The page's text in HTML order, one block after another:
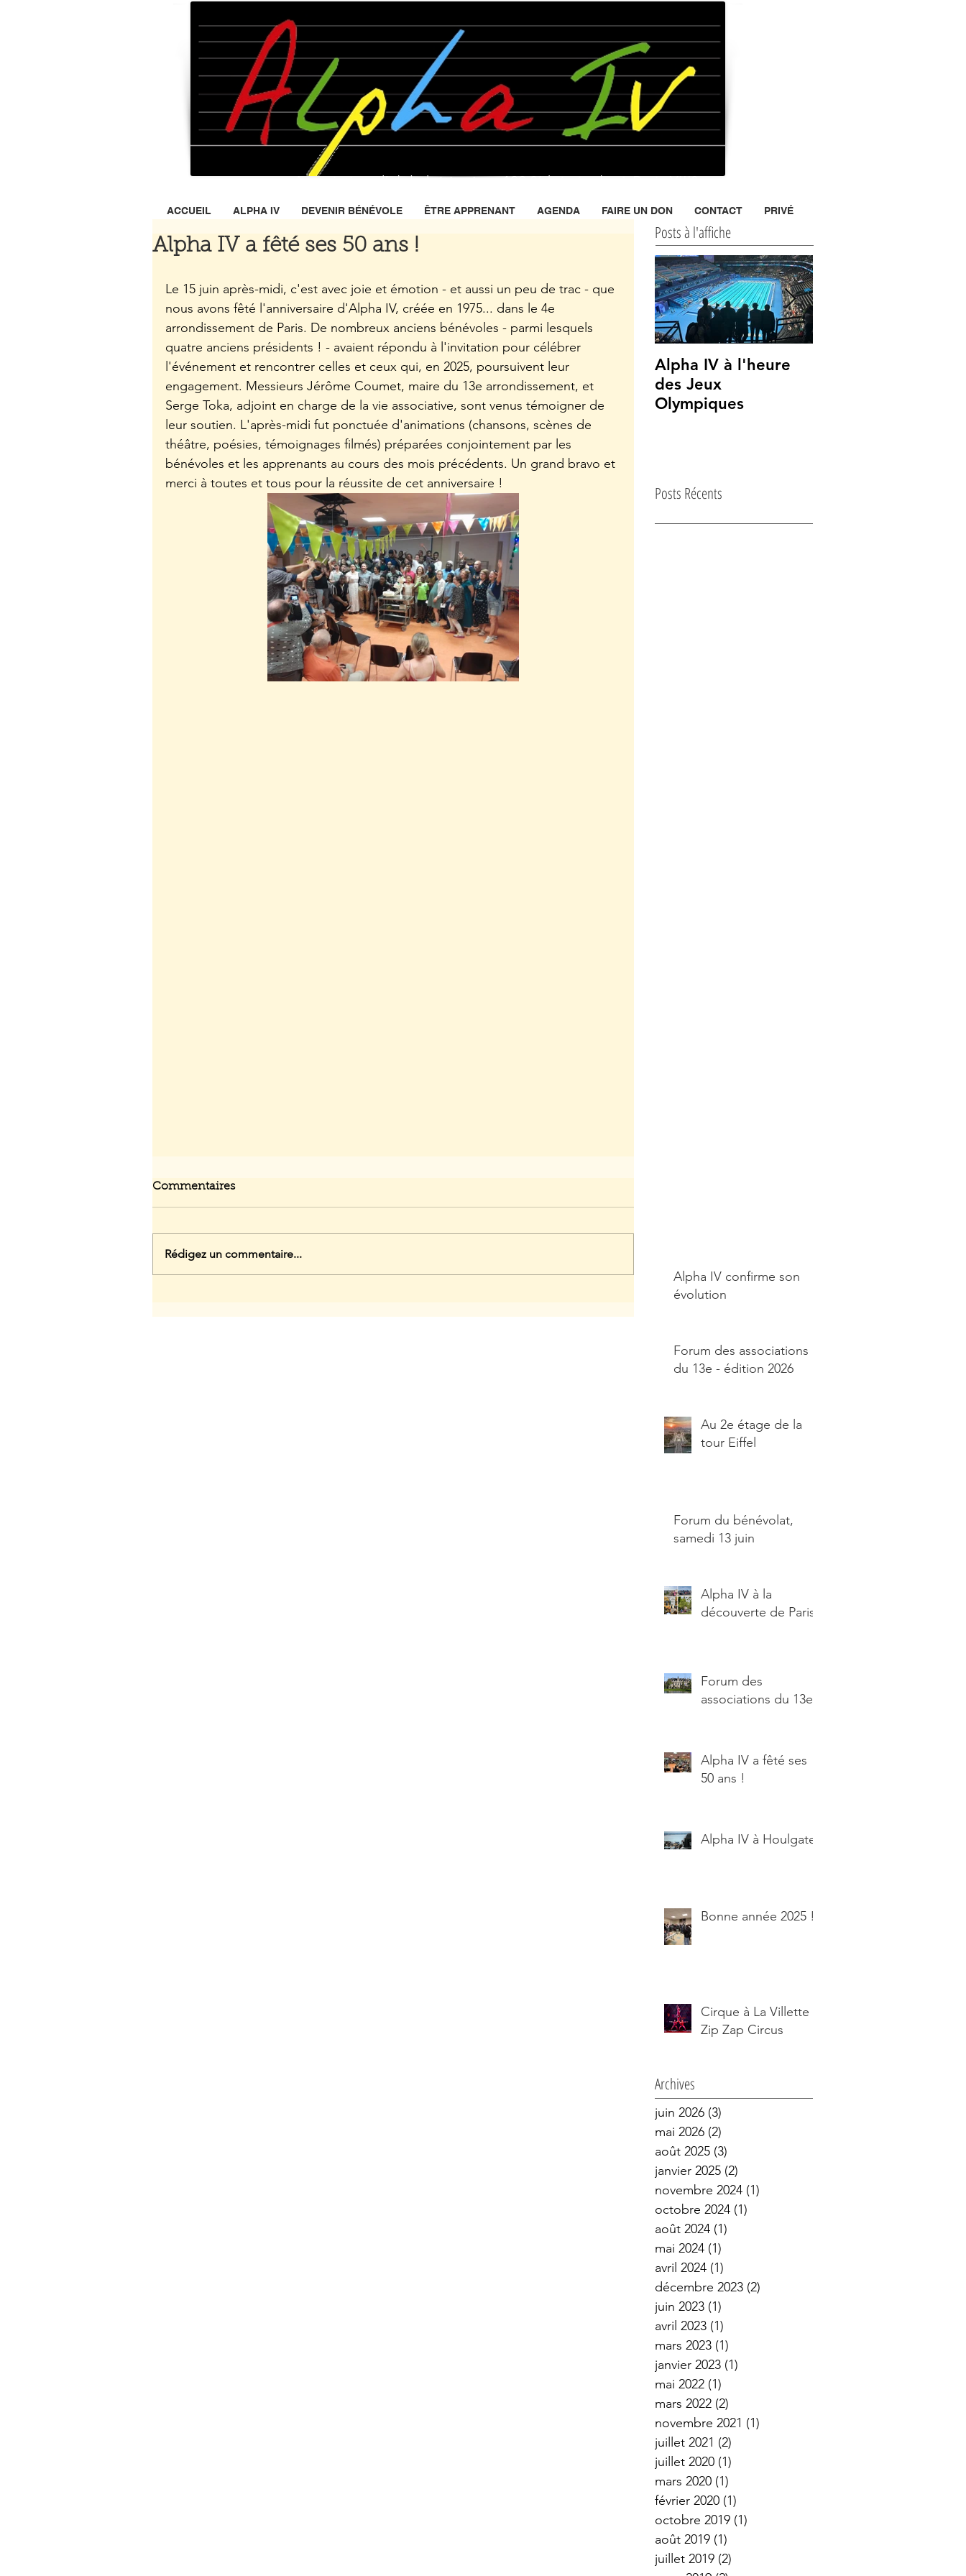
Associationd’alphabétisation, 100 % bénévole, à Paris XIII°
Alpha IV a fêté ses 50 ans !
Le 15 juin après-midi, c'est avec joie et émotion - et aussi un peu de trac - que
nous avons fêté l'anniversaire d'Alpha IV, créée en 1975... dans le 4e
arrondissement de Paris. De nombreux anciens bénévoles - parmi lesquels
quatre anciens présidents ! - avaient répondu à l'invitation pour célébrer
l'événement et rencontrer celles et ceux qui, en 2025, poursuivent leur
engagement. Messieurs Jérôme Coumet, maire du 13e arrondissement, et
Serge Toka, adjoint en charge de la vie associative, sont venus témoigner de
leur soutien. L'après-midi fut ponctuée d'animations (chansons, scènes de
théâtre, poésies, témoignages filmés) préparées conjointement par les
bénévoles et les apprenants au cours des mois précédents. Un grand bravo et
merci à toutes et tous pour la réussite de cet anniversaire !
Commentaires
Rédigez un commentaire...
Posts à l'affiche
Alpha IV à l'heure
des Jeux
Olympiques
Posts Récents
Alpha IV confirme son
évolution
Forum des associations
du 13e - édition 2026
Au 2e étage de la
tour Eiffel
Forum du bénévolat,
samedi 13 juin
Alpha IV à la
découverte de Paris
Forum des
associations du 13e
Alpha IV a fêté ses
50 ans !
Alpha IV à Houlgate
Bonne année 2025 !
Cirque à La Villette :
Zip Zap Circus
Archives
juin 2026 (3)
mai 2026 (2)
août 2025 (3)
janvier 2025 (2)
novembre 2024 (1)
octobre 2024 (1)
août 2024 (1)
mai 2024 (1)
avril 2024 (1)
décembre 2023 (2)
juin 2023 (1)
avril 2023 (1)
mars 2023 (1)
janvier 2023 (1)
mai 2022 (1)
mars 2022 (2)
novembre 2021 (1)
juillet 2021 (2)
juillet 2020 (1)
mars 2020 (1)
février 2020 (1)
octobre 2019 (1)
août 2019 (1)
juillet 2019 (2)
ACCUEIL ALPHA IV DEVENIR BÉNÉVOLE ÊTRE APPRENANT AGENDA FAIRE UN DON CONTACT PRIVÉ